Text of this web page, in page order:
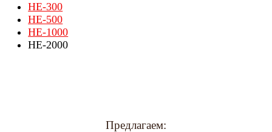
HE-300
HE-500
HE-1000
HE-2000
Предлагаем: